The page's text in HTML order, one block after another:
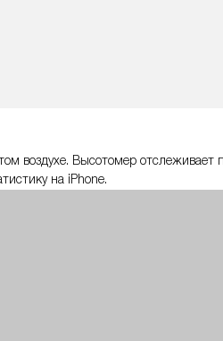
воздухе. Высотомер отслеживает
на iPhone.